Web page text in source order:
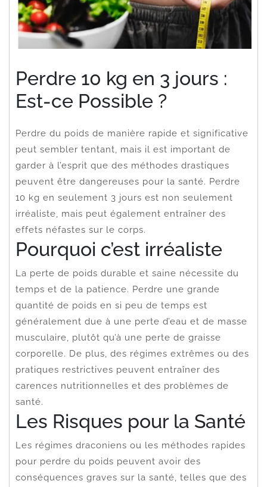
Perdre 10 kg en 3 jours :
Est-ce Possible ?
Perdre du poids de manière rapide et significative
peut sembler tentant, mais il est important de
garder à l’esprit que des méthodes drastiques
peuvent être dangereuses pour la santé. Perdre
10 kg en seulement 3 jours est non seulement
irréaliste, mais peut également entraîner des
effets néfastes sur le corps.
Pourquoi c’est irréaliste
La perte de poids durable et saine nécessite du
temps et de la patience. Perdre une grande
quantité de poids en si peu de temps est
généralement due à une perte d’eau et de masse
musculaire, plutôt qu’à une perte de graisse
corporelle. De plus, des régimes extrêmes ou des
pratiques restrictives peuvent entraîner des
carences nutritionnelles et des problèmes de
santé.
Les Risques pour la Santé
Les régimes draconiens ou les méthodes rapides
pour perdre du poids peuvent avoir des
conséquences graves sur la santé, telles que des